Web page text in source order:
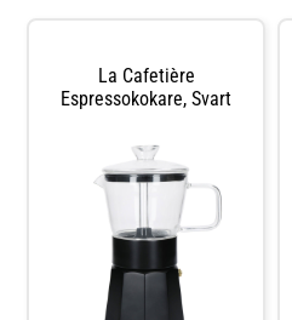
La Cafetière
Espressokokare, Svart